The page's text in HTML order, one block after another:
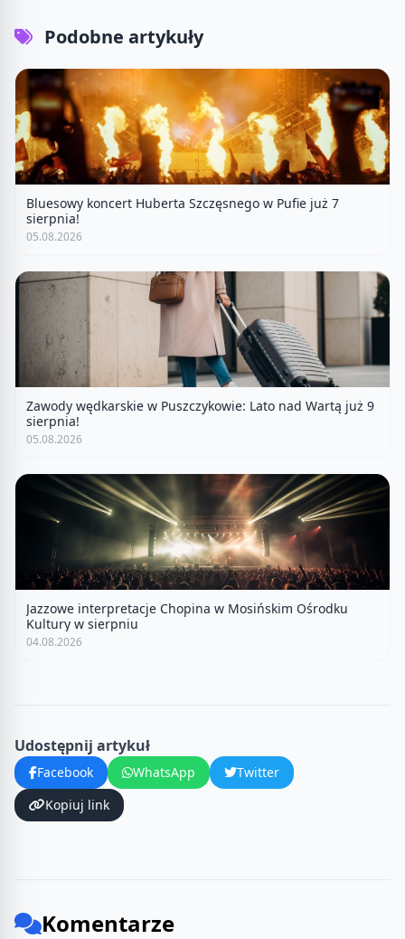
Podobne artykuły
Bluesowy koncert Huberta Szczęsnego w Pufie już 7
sierpnia!
05.08.2026
Zawody wędkarskie w Puszczykowie: Lato nad Wartą już 9
sierpnia!
05.08.2026
Jazzowe interpretacje Chopina w Mosińskim Ośrodku
Kultury w sierpniu
04.08.2026
Udostępnij artykuł
Facebook WhatsApp
Twitter
Kopiuj link
Komentarze